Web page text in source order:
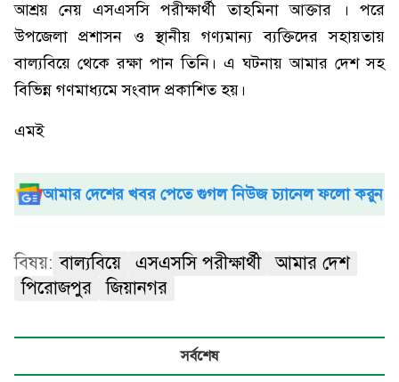
আশ্রয় নেয় এসএসসি পরীক্ষার্থী তাহমিনা আক্তার । পরে
উপজেলা প্রশাসন ও স্থানীয় গণ্যমান্য ব্যক্তিদের সহায়তায়
বাল্যবিয়ে থেকে রক্ষা পান তিনি। এ ঘটনায় আমার দেশ সহ
বিভিন্ন গণমাধ্যমে সংবাদ প্রকাশিত হয়।
এমই
আমার দেশের খবর পেতে গুগল নিউজ চ্যানেল ফলো করুন
বিষয়: বাল্যবিয়ে এসএসসি পরীক্ষার্থী
আমার দেশ
পিরোজপুর
জিয়ানগর
সর্বশেষ